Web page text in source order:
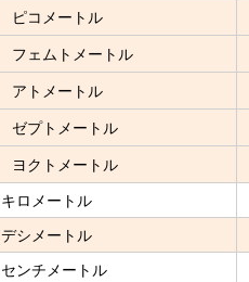
ピコメートル
フェムトメートル
アトメートル
ゼプトメートル
ヨクトメートル
キロメートル
デシメートル
センチメートル